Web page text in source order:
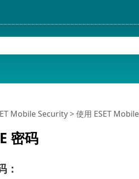
密码
Mobile Security>使用 ESET
：